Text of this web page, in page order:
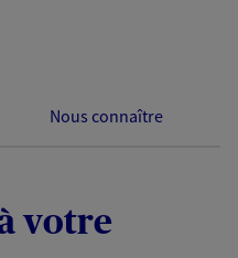
Nous connaître
votre